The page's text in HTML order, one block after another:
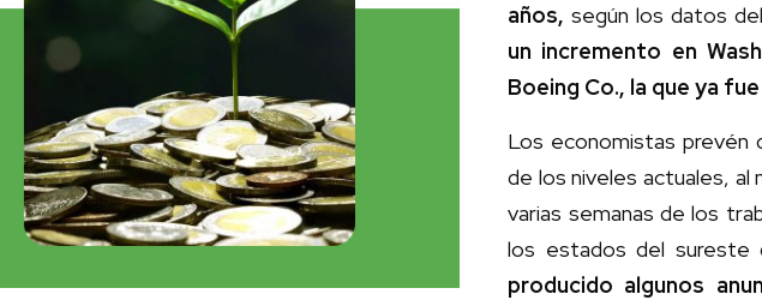
años, según los datos
un incremento en
Boeing Co., la que ya
Los economistas prevén
de los niveles actuales, al
varias semanas de los
los estados del sureste
producido algunos